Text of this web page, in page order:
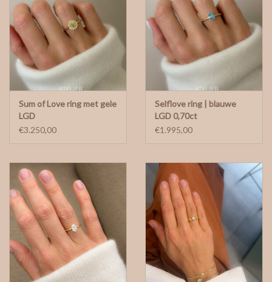
Sum of Love ring met gele
LGD
€3.250,00
Selflove ring | blauwe
LGD 0,70ct
€1.995,00